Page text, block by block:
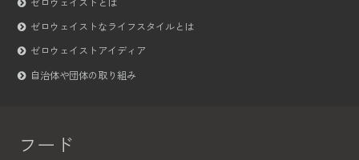
ゼロウェイストなライフスタイルとは
ゼロウェイストアイディア
自治体や団体の取り組み
フード